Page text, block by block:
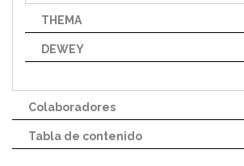
THEMA
DEWEY
Colaboradores
Tabla de contenido